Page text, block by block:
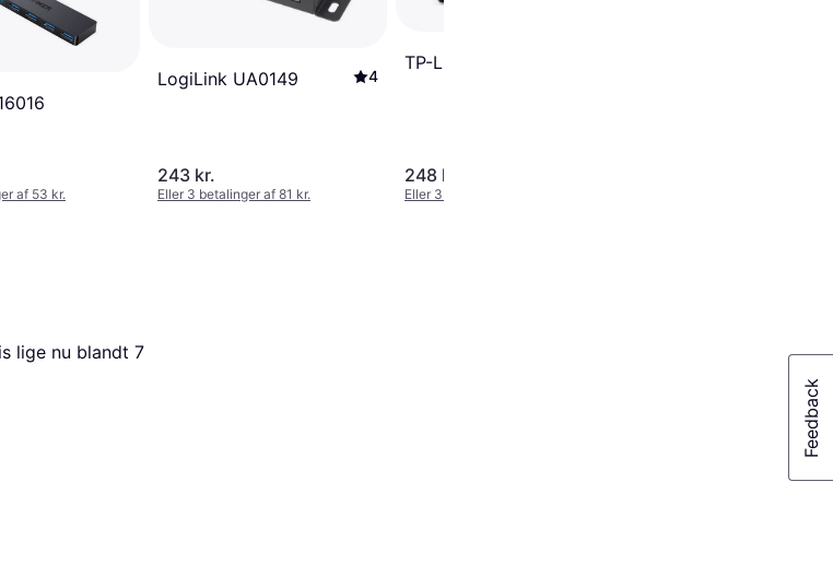
af 53 kr.
LogiLink UA0149 4
243 kr.
Eller 3 betalinger af 81 kr.
TP-Link UH720
248 kr.
Eller 3 betalinger af 83 kr.
lige nu blandt 7